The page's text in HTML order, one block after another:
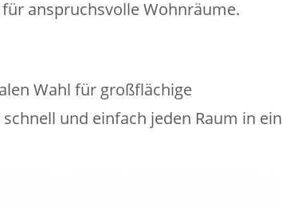
anspruchsvolle Wohnräume.
Wahl für großflächige
und einfach jeden Raum in ein